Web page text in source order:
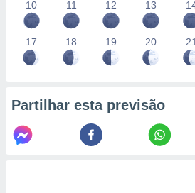
10
11 12 13
17 18 19 20 21
Partilhar esta previsão